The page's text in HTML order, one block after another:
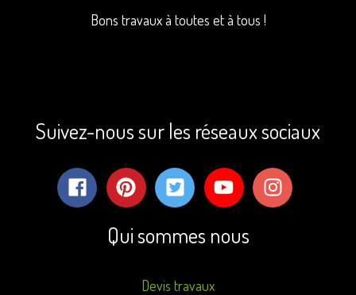
Bons travaux à toutes et à tous !
Suivez-nous sur les réseaux sociaux
Qui sommes nous
Devis travaux